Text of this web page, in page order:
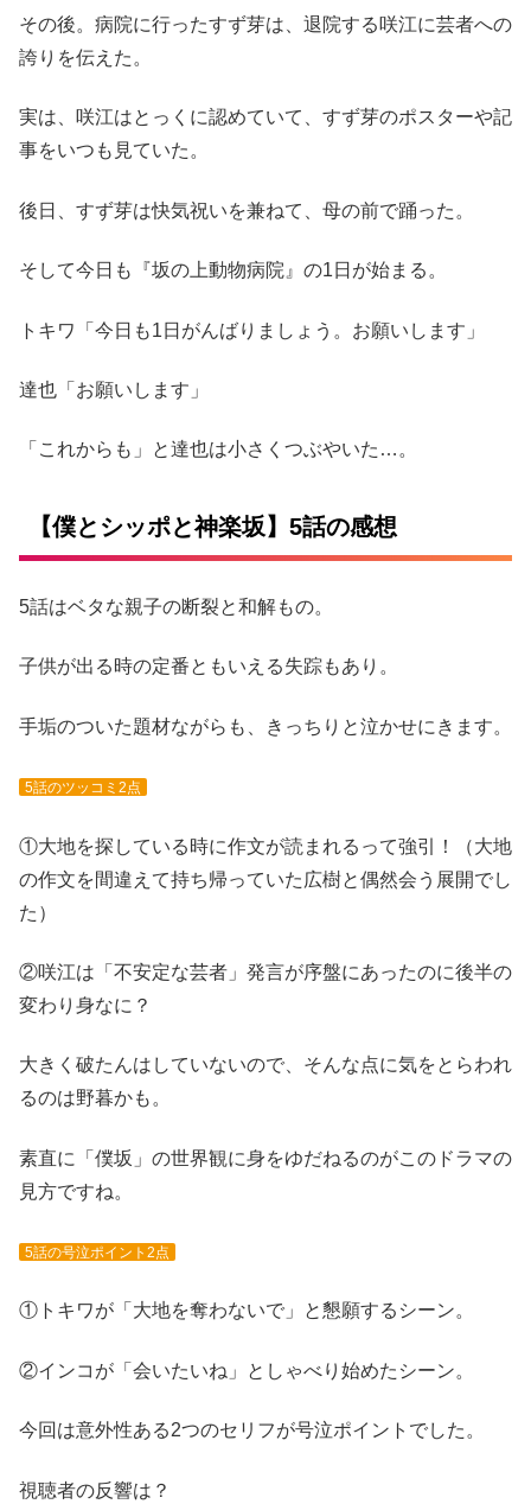
その後。病院に行ったすず芽は、退院する咲江に芸者への
誇りを伝えた。
実は、咲江はとっくに認めていて、すず芽のポスターや記
事をいつも見ていた。
後日、すず芽は快気祝いを兼ねて、母の前で踊った。
そして今日も『坂の上動物病院』の1日が始まる。
トキワ「今日も1日がんばりましょう。お願いします」
達也「お願いします」
「これからも」と達也は小さくつぶやいた…。
【僕とシッポと神楽坂】5話の感想
5話はベタな親子の断裂と和解もの。
子供が出る時の定番ともいえる失踪もあり。
手垢のついた題材ながらも、きっちりと泣かせにきます。
5話のツッコミ2点
①大地を探している時に作文が読まれるって強引！（大地
の作文を間違えて持ち帰っていた広樹と偶然会う展開でし
た）
②咲江は「不安定な芸者」発言が序盤にあったのに後半の
変わり身なに？
大きく破たんはしていないので、そんな点に気をとらわれ
るのは野暮かも。
素直に「僕坂」の世界観に身をゆだねるのがこのドラマの
見方ですね。
5話の号泣ポイント2点
①トキワが「大地を奪わないで」と懇願するシーン。
②インコが「会いたいね」としゃべり始めたシーン。
今回は意外性ある2つのセリフが号泣ポイントでした。
視聴者の反響は？